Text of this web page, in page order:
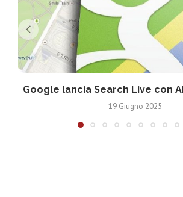
Google lancia Search Live con
19 Giugno 2025